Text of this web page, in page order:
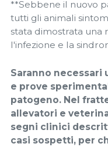
**Sebbene il nuovo
tutti gli animali
stata dimostrata una
l'infezione e la
Saranno
e prove
patogeno. Nel
allevatori e
segni clinici
casi sospetti, per